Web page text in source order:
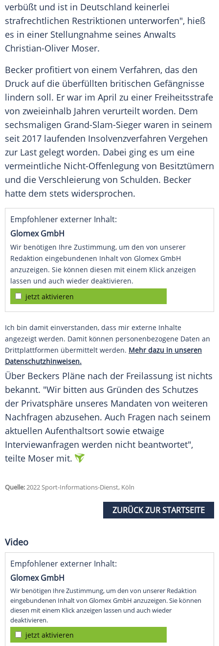
verbüßt und ist in Deutschland keinerlei
strafrechtlichen Restriktionen unterworfen", hieß
es in einer Stellungnahme seines Anwalts
Christian-Oliver Moser.
Becker profitiert von einem Verfahren, das den
Druck auf die überfüllten britischen Gefängnisse
lindern soll. Er war im April zu einer Freiheitsstrafe
von zweieinhalb Jahren verurteilt worden. Dem
sechsmaligen Grand-Slam-Sieger waren in seinem
seit 2017 laufenden Insolvenzverfahren Vergehen
zur Last gelegt worden. Dabei ging es um eine
vermeintliche Nicht-Offenlegung von Besitztümern
und die Verschleierung von Schulden. Becker
hatte dem stets widersprochen.
Empfohlener externer Inhalt:
Glomex GmbH
Wir benötigen Ihre Zustimmung, um den von unserer
Redaktion eingebundenen Inhalt von Glomex GmbH
anzuzeigen. Sie können diesen mit einem Klick anzeigen
lassen und auch wieder deaktivieren.
jetzt aktivieren
Ich bin damit einverstanden, dass mir externe Inhalte
angezeigt werden. Damit können personenbezogene Daten an
Drittplattformen übermittelt werden. Mehr dazu in unseren
Datenschutzhinweisen.
Über Beckers Pläne nach der Freilassung ist nichts
bekannt. "Wir bitten aus Gründen des Schutzes
der Privatsphäre unseres Mandaten von weiteren
Nachfragen abzusehen. Auch Fragen nach seinem
aktuellen Aufenthaltsort sowie etwaige
Interviewanfragen werden nicht beantwortet",
teilte Moser mit.
Quelle:2022 Sport-Informations-Dienst, Köln
ZURÜCK ZUR STARTSEITE
Video
Empfohlener externer Inhalt:
Glomex GmbH
Wir benötigen Ihre Zustimmung, um den von unserer Redaktion
eingebundenen Inhalt von Glomex GmbH anzuzeigen. Sie können
diesen mit einem Klick anzeigen lassen und auch wieder
deaktivieren.
jetzt aktivieren